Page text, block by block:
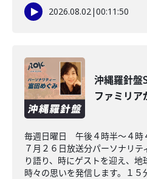
2026.08.02|00:11:50
沖縄羅針
ファミリア
毎週日曜日 午後４時半～４
７月２６日放送分パーソナリ
り語り、時にゲストを迎え、
時々の思いを発信します。１５